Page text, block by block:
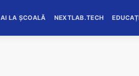
AI LA ȘCOALĂ NEXTLAB.TECH